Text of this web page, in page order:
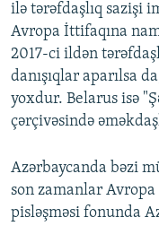
ilə tərəfdaşlıq sazişi
Avropa İttifaqına
2017-ci ildən
danışıqlar aparılsa
yoxdur. Belarus isə
çərçivəsində
Azərbaycanda bəzi
son zamanlar
pisləşməsi fonunda